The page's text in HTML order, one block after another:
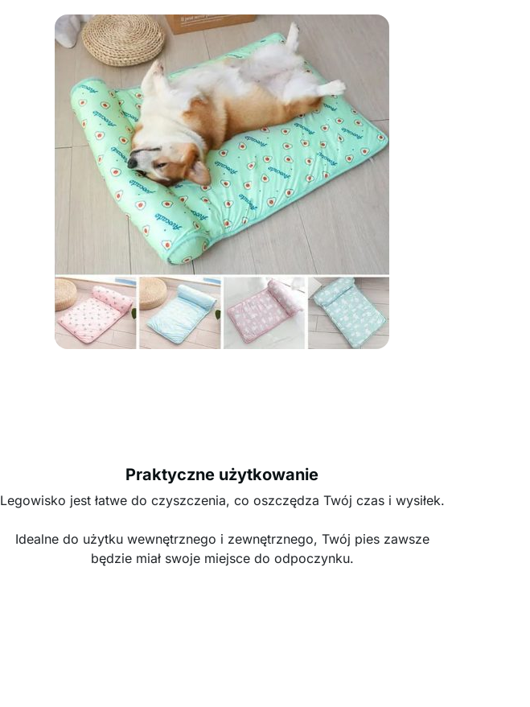
Praktyczne użytkowanie
Legowisko jest łatwe do czyszczenia, co oszczędza Twój czas i wysiłek.
Idealne do użytku wewnętrznego i zewnętrznego, Twój pies zawsze
będzie miał swoje miejsce do odpoczynku.